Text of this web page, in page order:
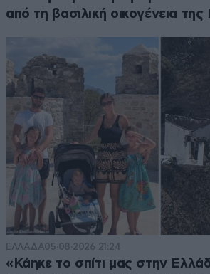
από τη βασιλική οικογένεια της
ΕΛΛΑΔΑ05·08·2026 21:24
«Κάηκε το σπίτι μας στην